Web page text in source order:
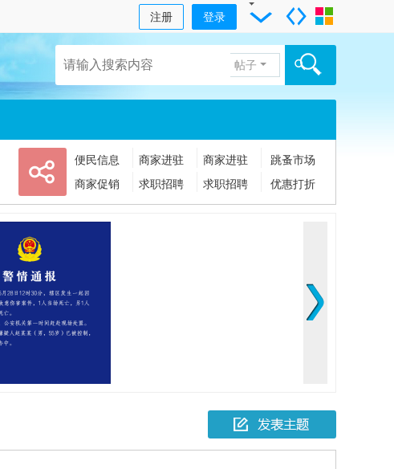
注册 登录
帖子
便民信息 商家进驻 商家进驻
跳蚤市场
商家促销
求职招聘 求职招聘 优惠打折